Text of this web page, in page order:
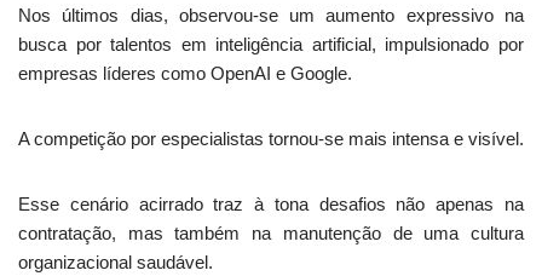
Nos últimos dias, observou-se um aumento expressivo na
busca por talentos em inteligência artificial, impulsionado por
empresas líderes como OpenAI e Google.
A competição por especialistas tornou-se mais intensa e visível.
Esse cenário acirrado traz à tona desafios não apenas na
contratação, mas também na manutenção de uma cultura
organizacional saudável.